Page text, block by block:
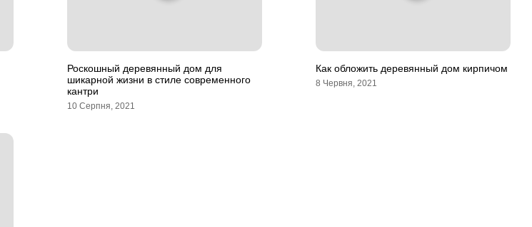
Роскошный деревянный дом для
шикарной жизни в стиле современного
кантри
10 Серпня, 2021
Как обложить деревянный дом кирпичом
8 Червня, 2021